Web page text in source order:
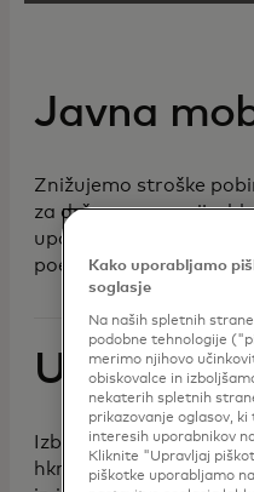
Javna
Znižujemo stroške
za državne agencije,
uporabnikom
poenostavljeno
Uporaba
Izboljšanje izkušnje
hkratnem zmanjšanju
Kako uporabljamo
soglasje
Na naših spletnih
podobne tehnologije
merimo njihovo
obiskovalce in
nekaterih spletnih
prikazovanje oglasov,
interesih uporabnikov
Kliknite "Upravljaj
piškotke uporabljamo